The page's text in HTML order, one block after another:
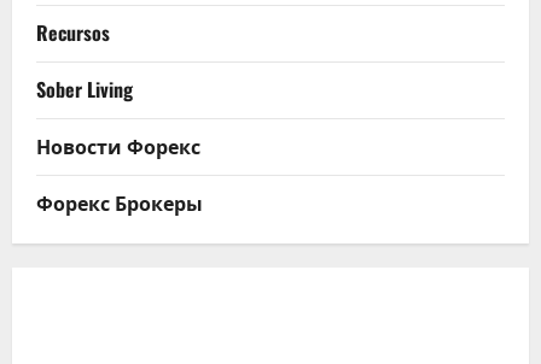
Recursos
Sober Living
Новости Форекс
Форекс Брокеры